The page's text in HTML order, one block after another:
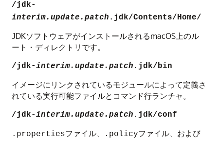
/jdk-
interim.update.patch .jdk/Contents/Home/
JDKソフトウェアがインストールされるmacOS上のル
ート・ディレクトリです。
/jdk-interim.update.patch .jdk/bin
イメージにリンクされているモジュールによって定義さ
れている実行可能ファイルとコマンド行ランチャ。
/jdk-interim.update.patch .jdk/conf
.propertiesファイル、 .policyファイル、および